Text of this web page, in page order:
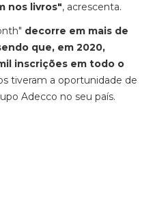
nos livros", acrescenta.
decorre em mais de
que, em 2020,
inscrições em todo o
tiveram a oportunidade de
Adecco no seu país.